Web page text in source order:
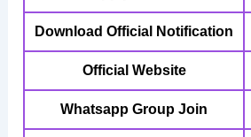
Download Official Notification
Official Website
Whatsapp Group Join